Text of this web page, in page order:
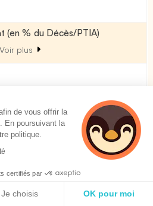
(en % du Décès/PTIA)
Voir plus
(en % Décès / PTIA)
Voir plus
0 %
de vous offrir la
En poursuivant la
politique.
certifiés par
Je choisis OK pour moi